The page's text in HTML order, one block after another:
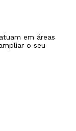
em áreas
o seu